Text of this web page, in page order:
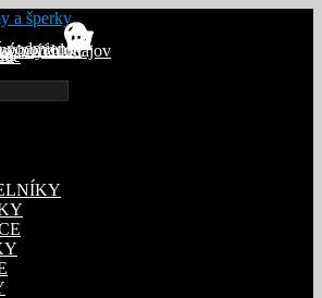
podmienky
poriadokúdajov